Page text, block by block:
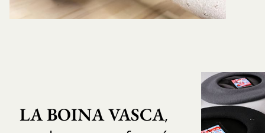
LA BOINA VASCA,